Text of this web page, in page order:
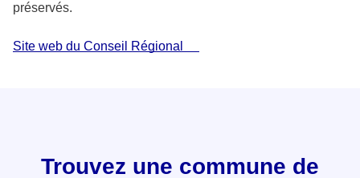
préservés.
Site web du Conseil Régional
Trouvez une commune de